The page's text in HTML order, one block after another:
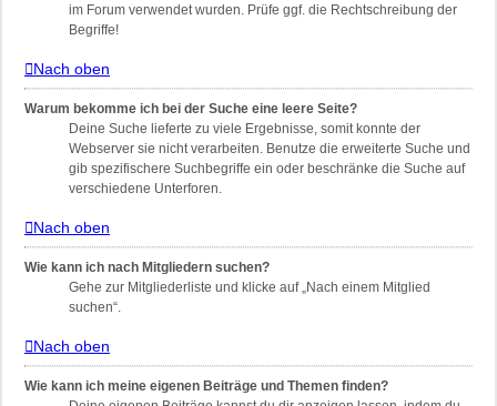
im Forum verwendet wurden. Prüfe ggf. die Rechtschreibung der
Begriffe!
Nach oben
Warum bekomme ich bei der Suche eine leere Seite?
Deine Suche lieferte zu viele Ergebnisse, somit konnte der
Webserver sie nicht verarbeiten. Benutze die erweiterte Suche und
gib spezifischere Suchbegriffe ein oder beschränke die Suche auf
verschiedene Unterforen.
Nach oben
Wie kann ich nach Mitgliedern suchen?
Gehe zur Mitgliederliste und klicke auf „Nach einem Mitglied
suchen“.
Nach oben
Wie kann ich meine eigenen Beiträge und Themen finden?